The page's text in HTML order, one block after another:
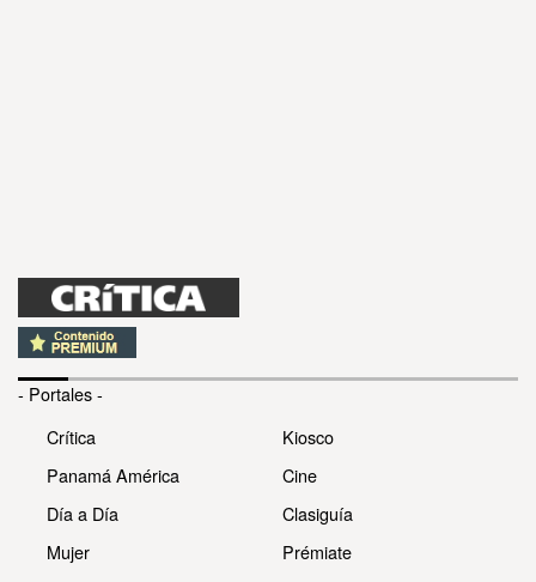
- Portales -
Crítica
Panamá América
Día a Día
Mujer
Kiosco
Cine
Clasiguía
Prémiate